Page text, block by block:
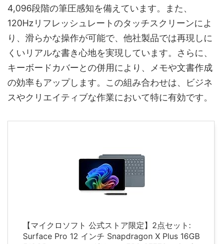
4,096段階の筆圧感知を備えています。また、
120Hzリフレッシュレートのタッチスクリーンによ
り、滑らかな操作が可能で、他社製品では再現しに
くいリアルな書き心地を実現しています。さらに、
キーボードカバーとの併用により、メモや文書作成
の効率もアップします。この組み合わせは、ビジネ
スやクリエイティブな作業において特に有効です。
【マイクロソフト 公式ストア限定】2点セット:
Surface Pro 12 インチ Snapdragon X Plus 16GB